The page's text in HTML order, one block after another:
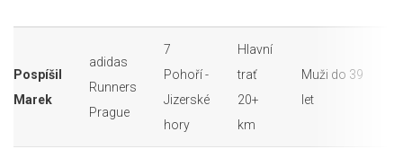
Pospíšil
Marek
adidas
Runners
Prague
7
Pohoří -
Jizerské
hory
Hlavní
trať
20+
km
Muži do 39
let